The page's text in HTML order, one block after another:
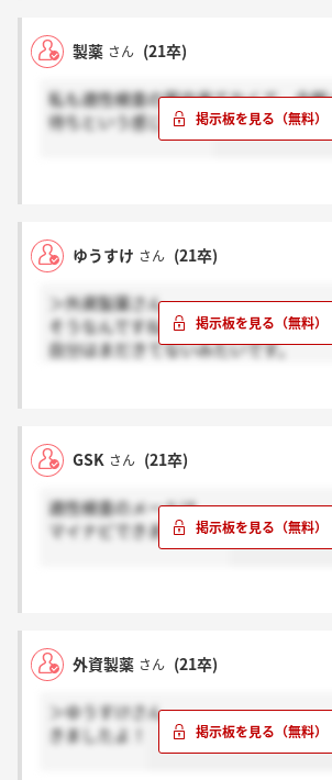
製薬 さん (21卒)
私も適性検査の案内来てなくて、今
待ちという感じです…
ゆうすけ さん (21卒)
＞外資製薬さん
そうなんですね
自分はまだきてないみたいです。
GSK さん (21卒)
適性検査のメールは
マイナビできましたか？
外資製薬 さん (21卒)
＞ゆうすけさん
きましたよ！